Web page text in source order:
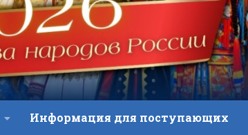
Информация для поступающих